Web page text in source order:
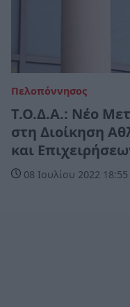
Πελοπόννησος
Τ.Ο.Δ.Α.: Νέο
στη Διοίκηση
και
08 Ιουλίου 2022 18:55